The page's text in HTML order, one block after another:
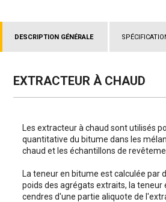
DESCRIPTION GÉNÉRALE
EXTRACTEUR À CHAUD
Les extracteur à chaud sont utilisés
quantitative du bitume dans les
chaud et les échantillons de
La teneur en bitume est calculée par
poids des agrégats extraits, la teneur
cendres d'une partie aliquote de